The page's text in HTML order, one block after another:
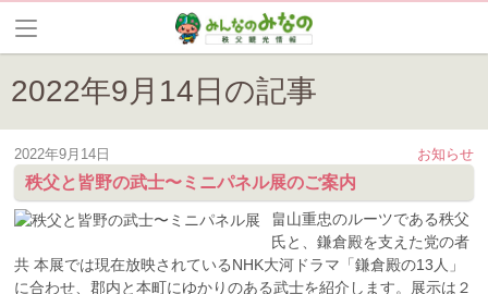
2022年9月14日の記事
お知らせ
2022年9月14日
秩父と皆野の武士〜ミニパネル展のご案内
畠山重忠のルーツである秩父
氏と、鎌倉殿を支えた党の者
共 本展では現在放映されているNHK大河ドラマ「鎌倉殿の13人」
に合わせ、郡内と本町にゆかりのある武士を紹介します。展示は２